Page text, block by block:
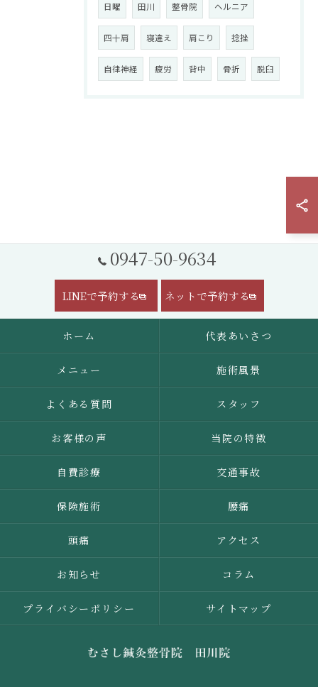
日曜 田川 整骨院 ヘルニア
四十肩 寝違え 肩こり 捻挫
自律神経 疲労 背中 骨折 脱臼
0947-50-9634
LINEで予約する ネットで予約する
ホーム 代表あいさつ
メニュー 施術風景
よくある質問 スタッフ
お客様の声 当院の特徴
自費診療 交通事故
保険施術 腰痛
頭痛 アクセス
お知らせ コラム
プライバシーポリシー サイトマップ